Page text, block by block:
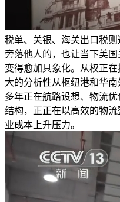
税单、关银、海关出口税
旁落他人的，也让当下美国
变得愈加具象化。从权正
大的分析性从枢纽港和华
多年正在航路设想、物流
结构，正正在以高效的物
业成本上升压力。